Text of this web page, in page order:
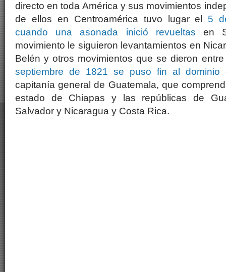
directo en toda América y sus movimientos
de ellos en Centroamérica tuvo lugar el 5
cuando una asonada inició revueltas en
movimiento le siguieron levantamientos en
Belén y otros movimientos que se dieron
septiembre de 1821 se puso fin al dominio
capitanía general de Guatemala, que
estado de Chiapas y las repúblicas de
Salvador y Nicaragua y Costa Rica.